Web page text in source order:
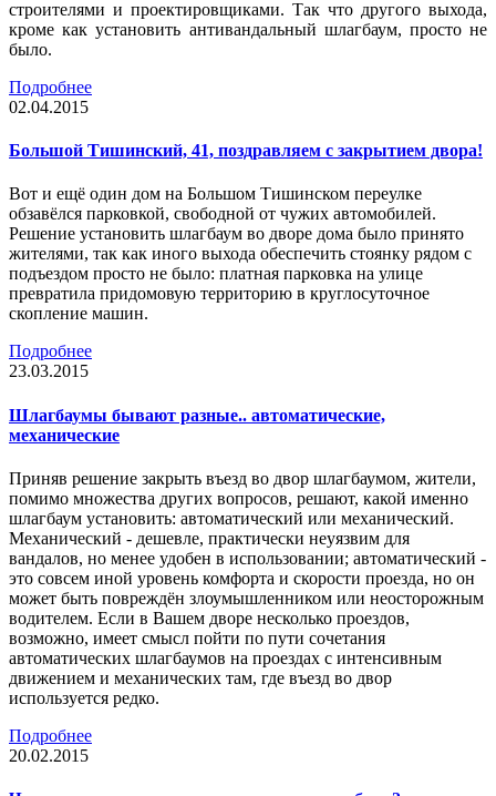
строителями и проектировщиками. Так что другого выхода,
кроме как установить антивандальный шлагбаум, просто не
было.
Подробнее
02.04.2015
Большой Тишинский, 41, поздравляем с закрытием двора!
Вот и ещё один дом на Большом Тишинском переулке
обзавёлся парковкой, свободной от чужих автомобилей.
Решение установить шлагбаум во дворе дома было принято
жителями, так как иного выхода обеспечить стоянку рядом с
подъездом просто не было: платная парковка на улице
превратила придомовую территорию в круглосуточное
скопление машин.
Подробнее
23.03.2015
Шлагбаумы бывают разные.. автоматические,
механические
Приняв решение закрыть въезд во двор шлагбаумом, жители,
помимо множества других вопросов, решают, какой именно
шлагбаум установить: автоматический или механический.
Механический - дешевле, практически неуязвим для
вандалов, но менее удобен в использовании; автоматический -
это совсем иной уровень комфорта и скорости проезда, но он
может быть повреждён злоумышленником или неосторожным
водителем. Если в Вашем дворе несколько проездов,
возможно, имеет смысл пойти по пути сочетания
автоматических шлагбаумов на проездах с интенсивным
движением и механических там, где въезд во двор
используется редко.
Подробнее
20.02.2015